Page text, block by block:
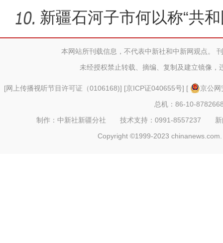
新疆图木舒克（东莞）文
新疆石河子市何以称“共
本网站所刊载信息，不代表中新社和中新网观点。
未经授权禁止转载、摘编、复制及建立镜像，
[网上传播视听节目许可证（0106168)] [京ICP证040655号] [
京公
总机：86-10-
制作：中新社新疆分社 技术支持：0991-8557237
Copyright ©1999-2023